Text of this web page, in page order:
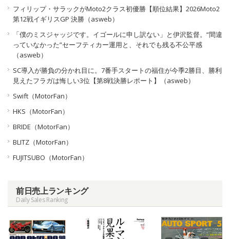
フィリップ・サラックがMoto2クラス初優勝【順位結果】2026Moto2
第12戦イギリスGP 決勝（asweb）
「僕のミスジャッジです。イゴールに申し訳ない」と伊沢監督。“間違
っていなかった”セーフティカー運用と、それでも残る不公平感
（asweb）
SC導入が勝負の分かれ目に。7番手スタートの福住が今季2勝目、勝利
見えたフラガは悔しい3位【第8戦決勝レポート】（asweb）
Swift（MotorFan）
HKS（MotorFan）
BRIDE（MotorFan）
BLITZ（MotorFan）
FUJITSUBO（MotorFan）
前日売上ランキング
Daily Sales Ranking